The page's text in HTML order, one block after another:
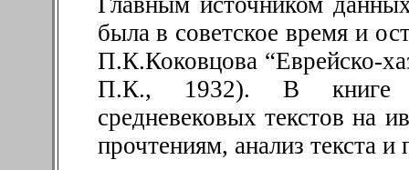
была в советское время и
П.К.Коковцова “Еврейско-
П.К., 1932). В книге
средневековых текстов на
прочтениям, анализ текста и